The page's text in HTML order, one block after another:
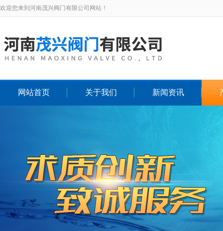
欢迎您来到河南茂兴阀门有限公司网站！
网站首页 关于我们 新闻资讯